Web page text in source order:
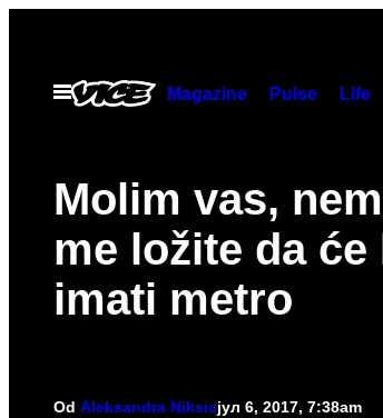
садржај
Otvori
Meni
Magazine Pulse Life
Molim vas,
me ložite da će
imati metro
Od Aleksandra Niksicјул 6, 2017, 7:38am